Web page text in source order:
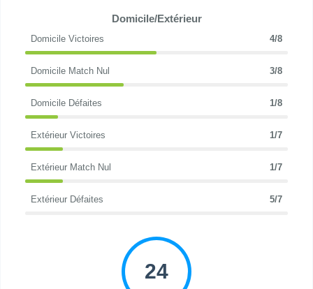
Domicile/Extérieur
Domicile Victoires 4/8
Domicile Match Nul 3/8
Domicile Défaites 1/8
Extérieur Victoires 1/7
Extérieur Match Nul 1/7
Extérieur Défaites 5/7
24